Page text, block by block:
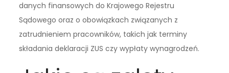
danych finansowych do Krajowego Rejestru
Sądowego oraz o obowiązkach związanych z
zatrudnieniem pracowników, takich jak terminy
składania deklaracji ZUS czy wypłaty wynagrodzeń.